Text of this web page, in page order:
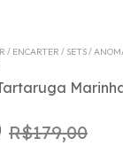
/ ENCARTER / SETS /
R$179,00